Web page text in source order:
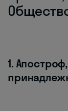
1.